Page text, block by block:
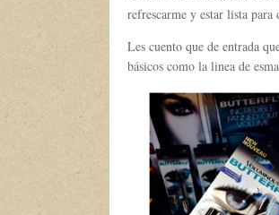
refrescarme y estar lista
Les cuento que de entrada
básicos como la linea de